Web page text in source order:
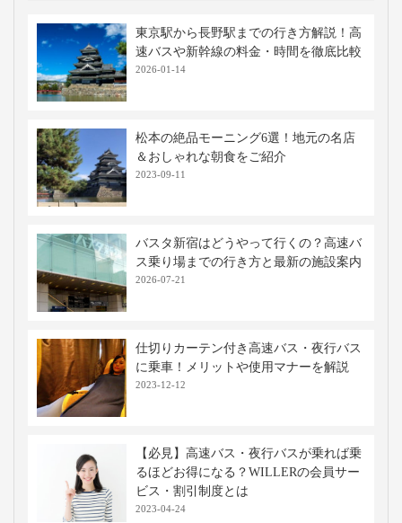
東京駅から長野駅までの行き方解説！高
速バスや新幹線の料金・時間を徹底比較
2026-01-14
松本の絶品モーニング6選！地元の名店
＆おしゃれな朝食をご紹介
2023-09-11
バスタ新宿はどうやって行くの？高速バ
ス乗り場までの行き方と最新の施設案内
2026-07-21
仕切りカーテン付き高速バス・夜行バス
に乗車！メリットや使用マナーを解説
2023-12-12
【必見】高速バス・夜行バスが乗れば乗
るほどお得になる？WILLERの会員サー
ビス・割引制度とは
2023-04-24